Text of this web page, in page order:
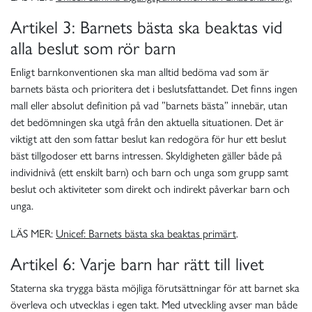
Artikel 3: Barnets bästa ska beaktas vid
alla beslut som rör barn
Enligt barnkonventionen ska man alltid bedöma vad som är
barnets bästa och prioritera det i beslutsfattandet. Det finns ingen
mall eller absolut definition på vad ”barnets bästa” innebär, utan
det bedömningen ska utgå från den aktuella situationen. Det är
viktigt att den som fattar beslut kan redogöra för hur ett beslut
bäst tillgodoser ett barns intressen. Skyldigheten gäller både på
individnivå (ett enskilt barn) och barn och unga som grupp samt
beslut och aktiviteter som direkt och indirekt påverkar barn och
unga.
LÄS MER: Unicef: Barnets bästa ska beaktas primärt.
Artikel 6: Varje barn har rätt till livet
Staterna ska trygga bästa möjliga förutsättningar för att barnet ska
överleva och utvecklas i egen takt. Med utveckling avser man både